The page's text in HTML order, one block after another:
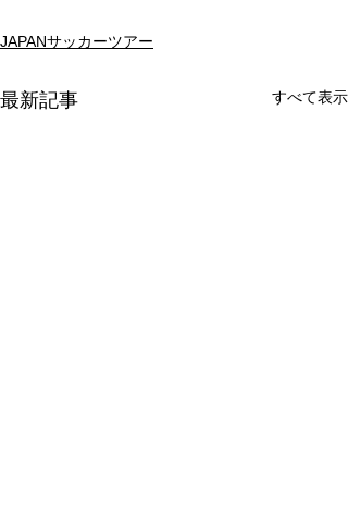
JAPANサッカーツアー
最新記事 すべて表示